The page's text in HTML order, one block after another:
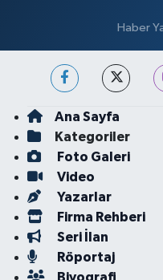
Haber
Ana Sayfa
Kategoriler
Foto Galeri
Video
Yazarlar
Firma Rehberi
Seri İlan
Röportaj
Biyografi